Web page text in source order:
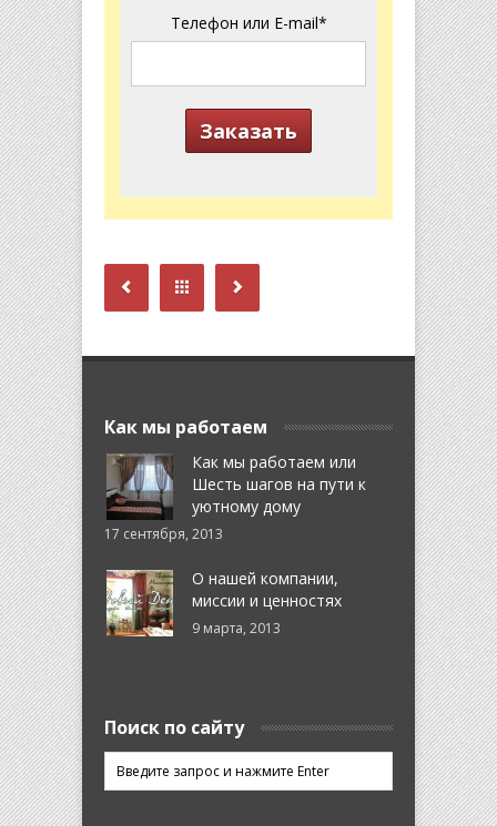
Телефон или E-mail*
Как мы работаем
Как мы работаем или
Шесть шагов на пути к
уютному дому
17 сентября, 2013
О нашей компании,
миссии и ценностях
9 марта, 2013
Поиск по сайту